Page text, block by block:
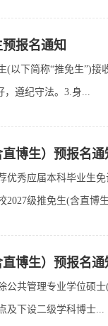
报名通知
(以下简称“推免生”)
，遵纪守法。3.身...
博生）预报名通
优秀应届本科毕业生
2027级推免生(含直博
博生）预报名通
公共管理专业学位硕
及下设二级学科博士...